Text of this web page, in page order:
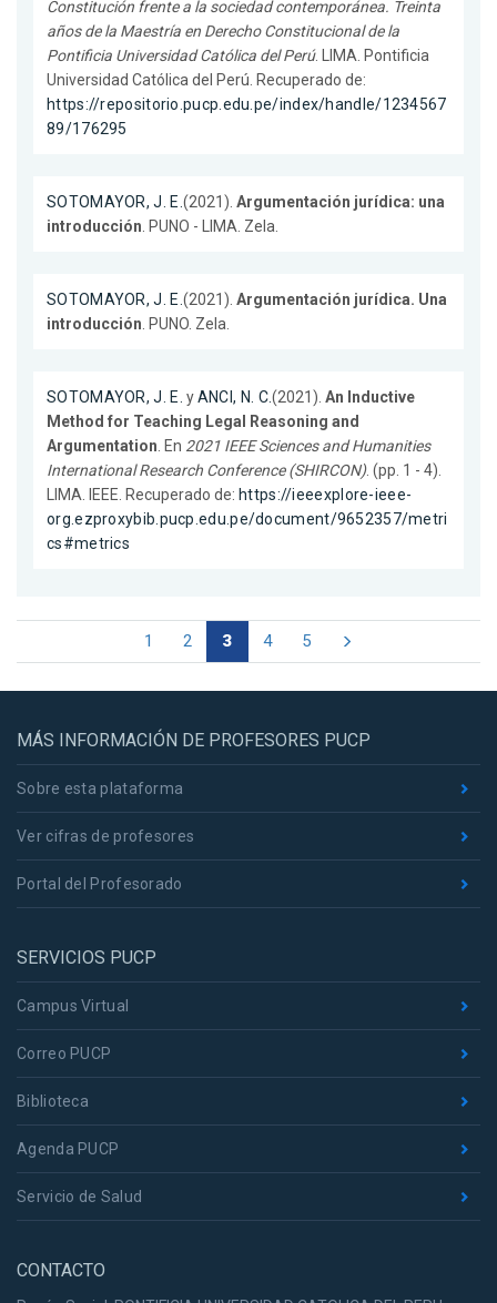
Constitución frente a la sociedad contemporánea. Treinta
años de la Maestría en Derecho Constitucional de la
Pontificia Universidad Católica del Perú. LIMA. Pontificia
Universidad Católica del Perú. Recuperado de:
https://repositorio.pucp.edu.pe/index/handle/1234567
89/176295
SOTOMAYOR, J. E.(2021). Argumentación jurídica: una
introducción. PUNO - LIMA. Zela.
SOTOMAYOR, J. E.(2021). Argumentación jurídica. Una
introducción. PUNO. Zela.
SOTOMAYOR, J. E. yANCI, N. C.(2021).An Inductive
Method for Teaching Legal Reasoning and
Argumentation. En 2021 IEEE Sciences and Humanities
International Research Conference (SHIRCON). (pp. 1 - 4).
LIMA. IEEE. Recuperado de: https://ieeexplore-ieee-
org.ezproxybib.pucp.edu.pe/document/9652357/metri
cs#metrics
1 2 3 4 5
MÁS INFORMACIÓN DE PROFESORES PUCP
Sobre esta plataforma
Ver cifras de profesores
Portal del Profesorado
SERVICIOS PUCP
Campus Virtual
Correo PUCP
Biblioteca
Agenda PUCP
Servicio de Salud
CONTACTO